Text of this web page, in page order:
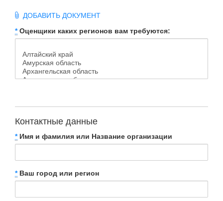
ДОБАВИТЬ ДОКУМЕНТ
*Оценщики каких регионов вам требуются:
Контактные данные
*Имя и фамилия или Название организации
*Ваш город или регион